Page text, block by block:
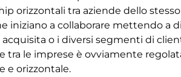
orizzontali tra aziende dello
iniziano a collaborare mettendo a
acquisita o i diversi segmenti di
tra le imprese è ovviamente
e orizzontale.